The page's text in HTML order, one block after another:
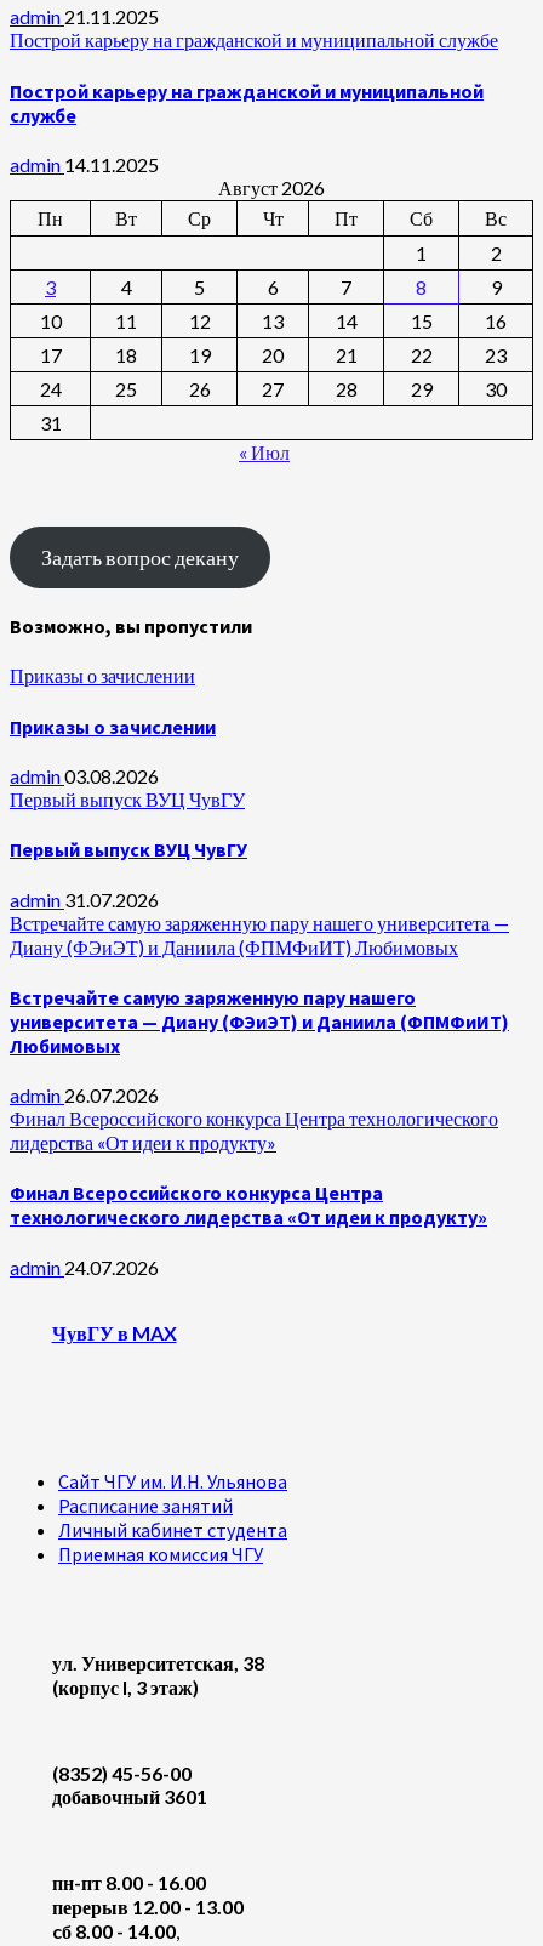
admin 21.11.2025
Построй карьеру на гражданской и муниципальной службе
Построй карьеру на гражданской и муниципальной
службе
admin 14.11.2025
Август 2026
Пн
Вт Ср Чт Пт Сб
Вс
1
2
3
4 5 6 7 8
9
10
11 12 13 14 15
16
17
18 19 20 21 22
23
24
25 26 27 28 29
30
31
« Июл
Задать вопрос декану
Возможно, вы пропустили
Приказы о зачислении
Приказы о зачислении
admin03.08.2026
Первый выпуск ВУЦ ЧувГУ
Первый выпуск ВУЦ ЧувГУ
admin 31.07.2026
Встречайте самую заряженную пару нашего университета —
Диану (ФЭиЭТ) и Даниила (ФПМФиИТ) Любимовых
Встречайте самую заряженную пару нашего
университета — Диану (ФЭиЭТ) и Даниила (ФПМФиИТ)
Любимовых
admin 26.07.2026
Финал Всероссийского конкурса Центра технологического
лидерства «От идеи к продукту»
Финал Всероссийского конкурса Центра
технологического лидерства «От идеи к продукту»
admin 24.07.2026
ЧувГУ в MAX
Сайт ЧГУ им. И.Н. Ульянова
Расписание занятий
Личный кабинет студента
Приемная комиссия ЧГУ
ул. Университетская, 38
(корпус I, 3 этаж)
(8352) 45-56-00
добавочный 3601
пн-пт 8.00 - 16.00
перерыв 12.00 - 13.00
cб 8.00 - 14.00,